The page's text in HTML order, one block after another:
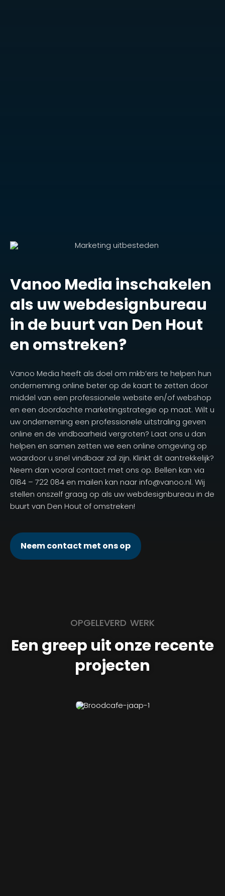
Vanoo Media inschakelen
als uw webdesignbureau
in de buurt van Den Hout
en omstreken?
Vanoo Media heeft als doel om mkb’ers te helpen hun
onderneming online beter op de kaart te zetten door
middel van een professionele website en/of webshop
en een doordachte marketingstrategie op maat. Wilt u
uw onderneming een professionele uitstraling geven
online en de vindbaarheid vergroten? Laat ons u dan
helpen en samen zetten we een online omgeving op
waardoor u snel vindbaar zal zijn. Klinkt dit aantrekkelijk?
Neem dan vooral contact met ons op. Bellen kan via
0184 – 722 084 en mailen kan naar info@vanoo.nl. Wij
stellen onszelf graag op als uw webdesignbureau in de
buurt van Den Hout of omstreken!
Neem contact met ons op
OPGELEVERD WERK
Een greep uit onze recente
projecten